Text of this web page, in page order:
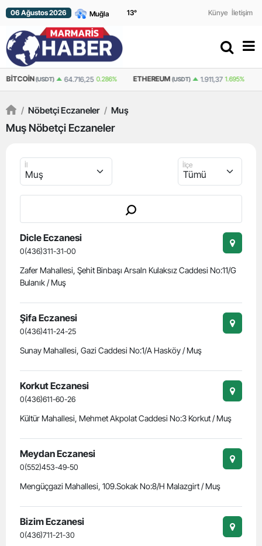
06 Ağustos 2026 13° Künye İletişim
BITCOIN(USDT) 64.716,25 0.286% ETHEREUM (USDT) 1.911,37 1.695%
/ Nöbetçi Eczaneler / Muş
Muş Nöbetçi Eczaneler
İl İlçe
Dicle Eczanesi
0(436)311-31-00
Zafer Mahallesi, Şehit Binbaşı Arsaln Kulaksız Caddesi No:11/G
Bulanık / Muş
Şifa Eczanesi
0(436)411-24-25
Sunay Mahallesi, Gazi Caddesi No:1/A Hasköy / Muş
Korkut Eczanesi
0(436)611-60-26
Kültür Mahallesi, Mehmet Akpolat Caddesi No:3 Korkut / Muş
Meydan Eczanesi
0(552)453-49-50
Mengüçgazi Mahallesi, 109.Sokak No:8/H Malazgirt / Muş
Bizim Eczanesi
0(436)711-21-30